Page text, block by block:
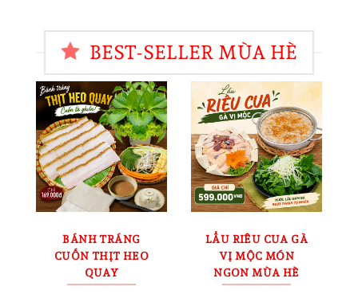
BEST-SELLER MÙA HÈ
BÁNH TRÁNG
CUỐN THỊT HEO
QUAY
LẨU RIÊU CUA GÀ
VỊ MỘC MÓN
NGON MÙA HÈ